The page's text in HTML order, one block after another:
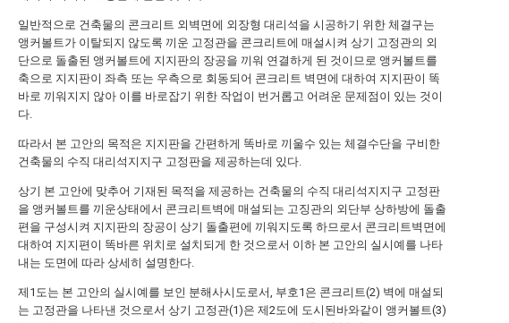
일반적으로 건축물의 콘크리트 외벽면에 외장형 대리석을 시공하기 위한 체결구는
앵커볼트가 이탈되지 않도록 끼운 고정관을 콘크리트에 매설시켜 상기 고정관의 외
단으로 돌출된 앵커볼트에 지지판의 장공을 끼워 연결하게 된 것이므로 앵커볼트를
축으로 지지판이 좌측 또는 우측으로 회동되어 콘크리트 벽면에 대하여 지지판이 똑
바로 끼워지지 않아 이를 바로잡기 위한 작업이 번거롭고 어려운 문제점이 있는 것이
다.
따라서 본 고안의 목적은 지지판을 간편하게 똑바로 끼울수 있는 체결수단을 구비한
건축물의 수직 대리석지지구 고정판을 제공하는데 있다.
상기 본 고안에 맞추어 기재된 목적을 제공하는 건축물의 수직 대리석지지구 고정판
을 앵커볼트를 끼운상태에서 콘크리트벽에 매설되는 고징관의 외단부 상하방에 돌출
편을 구성시켜 지지판의 장공이 상기 돌출편에 끼워지도록 하므로서 콘크리트벽면에
대하여 지지편이 똑바른 위치로 설치되게 한 것으로서 이하 본 고안의 실시예를 나타
내는 도면에 따라 상세히 설명한다.
제1도는 본 고안의 실시예를 보인 분해사시도로서, 부호1은 콘크리트(2) 벽에 매설되
는 고정관을 나타낸 것으로서 상기 고정관(1)은 제2도에 도시된바와같이 앵커볼트(3)